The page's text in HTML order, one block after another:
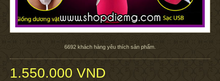
6692 khách hàng yêu thích sản phẩm.
1.550.000 VND